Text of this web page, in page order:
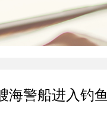
海警船进入钓鱼